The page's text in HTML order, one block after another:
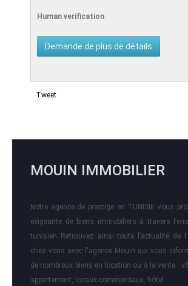
Human verification
Tweet
MOUIN IMMOBILIER
Notre agence de prestige en TUNISIE vous
exigeante de biens immobiliers à travers
tunisien Retrouvez ainsi toute l’actualité de
chez vous avec l'agence Mouin qui vous
de nombreux biens en location ou à la vente :
appartement, locaux commerciaux, hôtel….